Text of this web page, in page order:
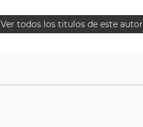
Ver todos los titulos de este autor